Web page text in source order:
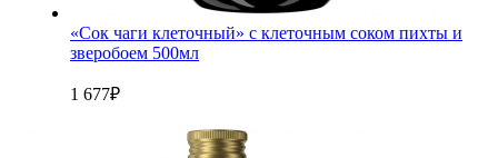
«Сок чаги клеточный» с клеточным соком пихты и
зверобоем 500мл
1 677₽